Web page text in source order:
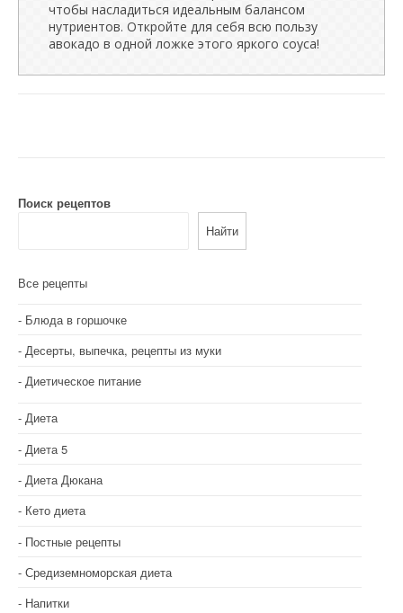
чтобы насладиться идеальным балансом
нутриентов. Откройте для себя всю пользу
авокадо в одной ложке этого яркого соуса!
Поиск рецептов
Найти
Все рецепты
Блюда в горшочке
Десерты, выпечка, рецепты из муки
Диетическое питание
Диета
Диета 5
Диета Дюкана
Кето диета
Постные рецепты
Средиземноморская диета
Напитки